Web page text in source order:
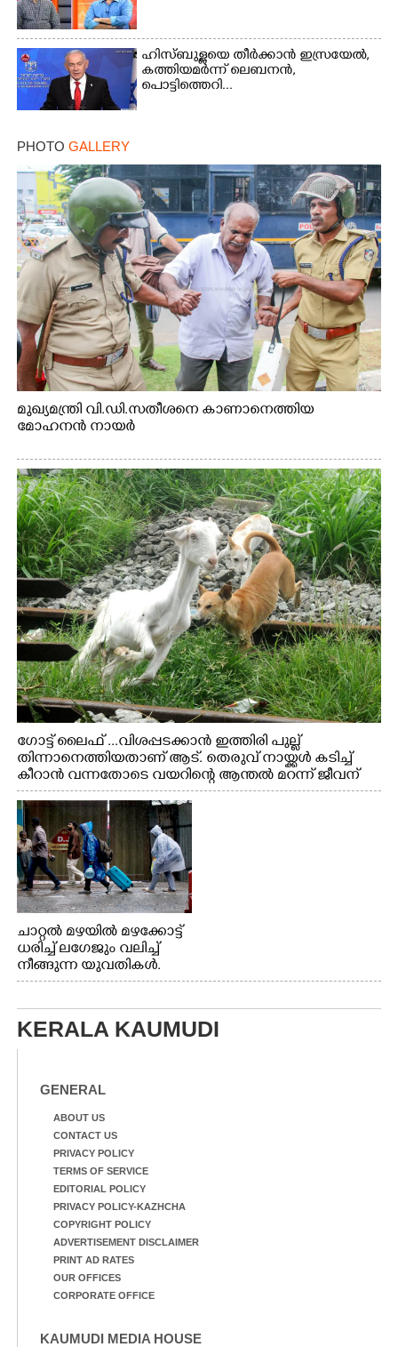
ഹിസ്ബുള്ളയെ തീർക്കാൻ ഇസ്രയേൽ,
കത്തിയമർന്ന് ലെബനൻ,
പൊട്ടിത്തെറി...
PHOTO GALLERY
മുഖ്യമന്ത്രി വി.ഡി.സതീശനെ കാണാനെത്തിയ
മോഹനൻ നായർ
ഗോട്ട് ലൈഫ് ...വിശപ്പടക്കാൻ ഇത്തിരി പുല്ല്
തിന്നാനെത്തിയതാണ് ആട്. തെരുവ് നായ്ക്കൾ കടിച്ച്
കീറാൻ വന്നതോടെ വയറിന്റെ ആന്തൽ മറന്ന് ജീവന്
വേണ്ടിയായി ഓട്ടം. എറണാകുളം വാത്തുരുത്തിയിൽ
നിന്നുള്ള കാഴ്ച
ചാറ്റൽ മഴയിൽ മഴക്കോട്ട്
ധരിച്ച് ലഗേജും വലിച്ച്
നീങ്ങുന്ന യുവതികൾ.
എറണാകുളം മേനകയിൽ
KERALA KAUMUDI
GENERAL
ABOUT US
CONTACT US
PRIVACY POLICY
TERMS OF SERVICE
EDITORIAL POLICY
PRIVACY POLICY-KAZHCHA
COPYRIGHT POLICY
ADVERTISEMENT DISCLAIMER
PRINT AD RATES
OUR OFFICES
CORPORATE OFFICE
KAUMUDI MEDIA HOUSE